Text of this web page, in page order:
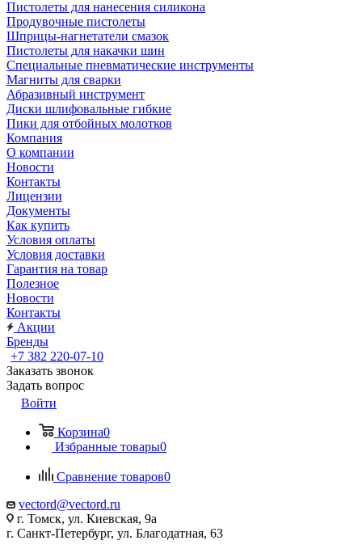
Пистолеты для нанесения силикона
Продувочные пистолеты
Шприцы-нагнетатели смазок
Пистолеты для накачки шин
Специальные пневматические инструменты
Магниты для сварки
Абразивный инструмент
Диски шлифовальные гибкие
Пики для отбойных молотков
Компания
О компании
Новости
Контакты
Лицензии
Документы
Как купить
Условия оплаты
Условия доставки
Гарантия на товар
Полезное
Новости
Контакты
Акции
Бренды
+7 382 220-07-10
Заказать звонок
Задать вопрос
Войти
Корзина0
Избранные товары0
Сравнение товаров0
vectord@vectord.ru
г. Томск, ул. Киевская, 9а
г. Санкт-Петербург, ул. Благодатная, 63